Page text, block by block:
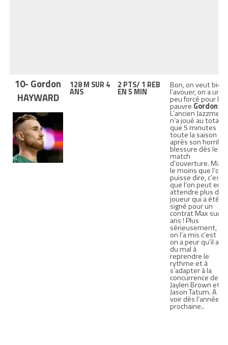
10- Gordon
HAYWARD
128 M SUR 4
ANS
2 PTS/ 1 REB
EN 5 MIN
Bon, on veut bien
l’avouer, on a un
peu forcé pour le
pauvre Gordon.
L’ancien Jazzmen
n’a joué au total
que 5 minutes sur
toute la saison
après son horrible
blessure dès le
match
d’ouverture. Mais
le moins que l’on
puisse dire, c’est
que l’on peut en
attendre plus
joueur qui a été
signé pour un
contrat Max sur 4
ans ! Plus
sérieusement, si
on l’a mis c’est car
on a peur qu’il ait
du mal à
reprendre le
rythme et à
s’adapter à la
concurrence de
Jaylen Brown et
Jason Tatum. A
voir dès l’année
prochaine..